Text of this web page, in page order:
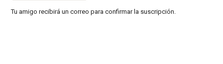
Tu amigo recibirá un correo para confirmar la suscripción.